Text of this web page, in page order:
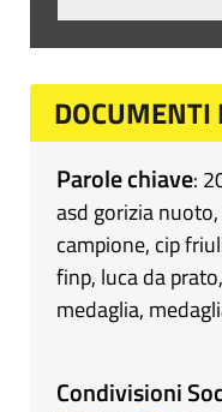
DOCUMENTI
Parole chiave:
asd gorizia nuoto,
campione, cip
finp, luca da prato,
medaglia,
Condivisioni